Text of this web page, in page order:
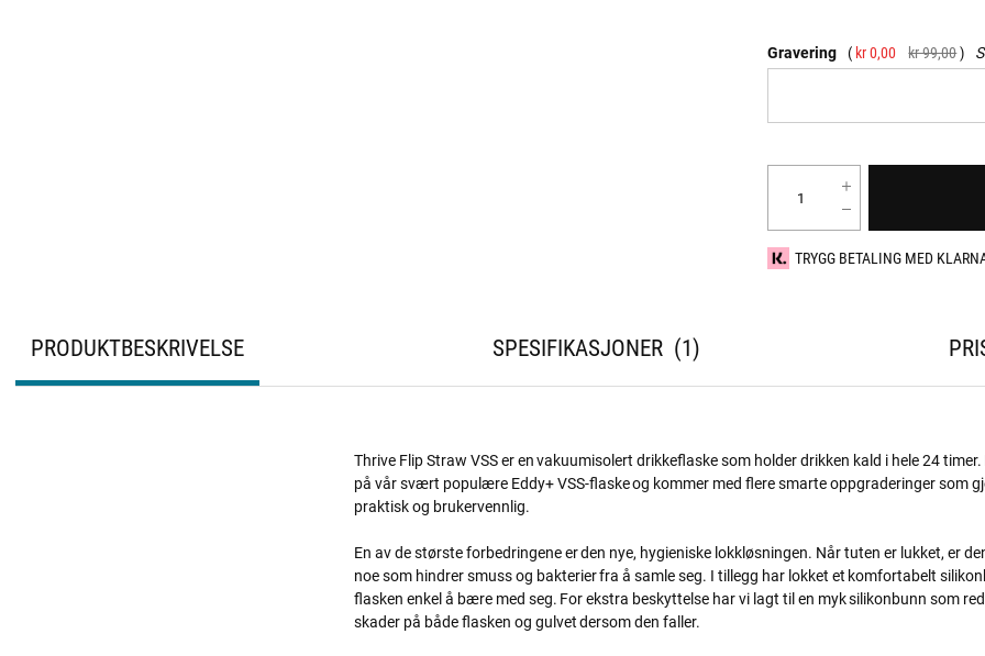
Gravering kr 0,00 kr 99,00
TRYGG BETALING MED
PRODUKTBESKRIVELSE SPESIFIKASJONER 1
Thrive Flip Straw VSS er en vakuumisolert drikkeflaske som holder drikken kald i hele 24
på vår svært populære Eddy+ VSS-flaske og kommer med flere smarte oppgraderinger som
praktisk og brukervennlig.
En av de største forbedringene er den nye, hygieniske lokkløsningen. Når tuten er lukket, er
noe som hindrer smuss og bakterier fra å samle seg. I tillegg har lokket et komfortabelt
flasken enkel å bære med seg. For ekstra beskyttelse har vi lagt til en myk silikonbunn som
skader på både flasken og gulvet dersom den faller.